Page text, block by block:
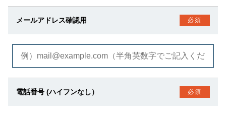
メールアドレス確認用 必須
電話番号 (ハイフンなし） 必須